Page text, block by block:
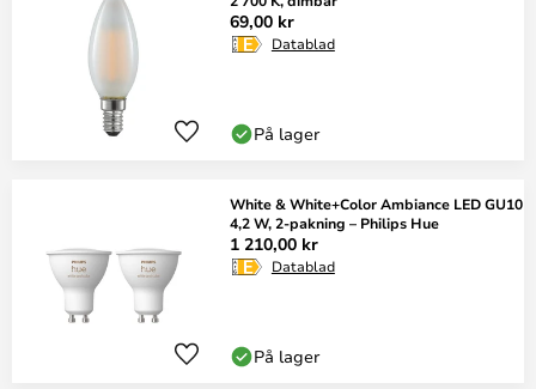
69,00 kr
Datablad
På lager
White & White+Color Ambiance LED GU10
4,2 W, 2-pakning – Philips Hue
1 210,00 kr
Datablad
På lager